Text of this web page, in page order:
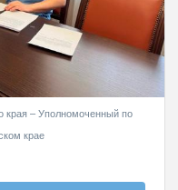
края – Уполномоченный по
крае